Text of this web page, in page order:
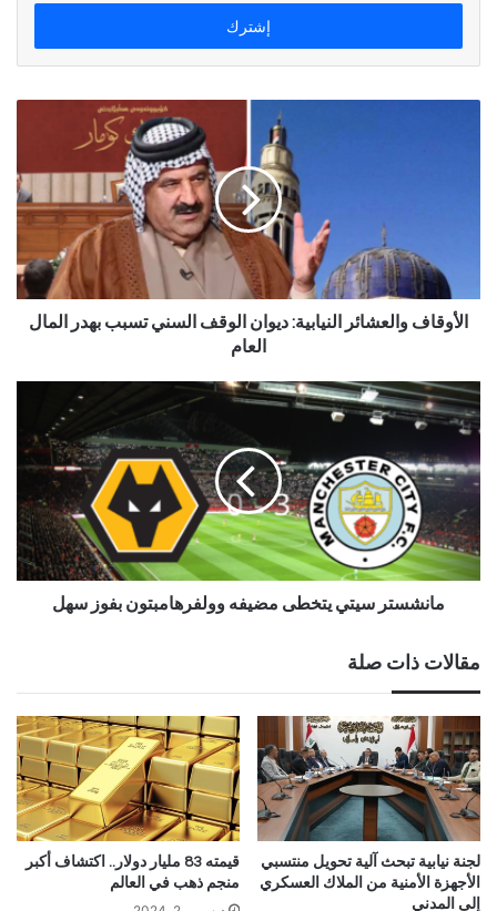
الأوقاف والعشائر النيابية: ديوان الوقف السني تسبب بهدر المال
العام
مانشستر سيتي يتخطى مضيفه وولفرهامبتون بفوز سهل
مقالات ذات صلة
لجنة نيابية تبحث آلية تحويل منتسبي
الأجهزة الأمنية من الملاك العسكري
إلى المدني
قيمته 83 مليار دولار.. اكتشاف أكبر
منجم ذهب في العالم